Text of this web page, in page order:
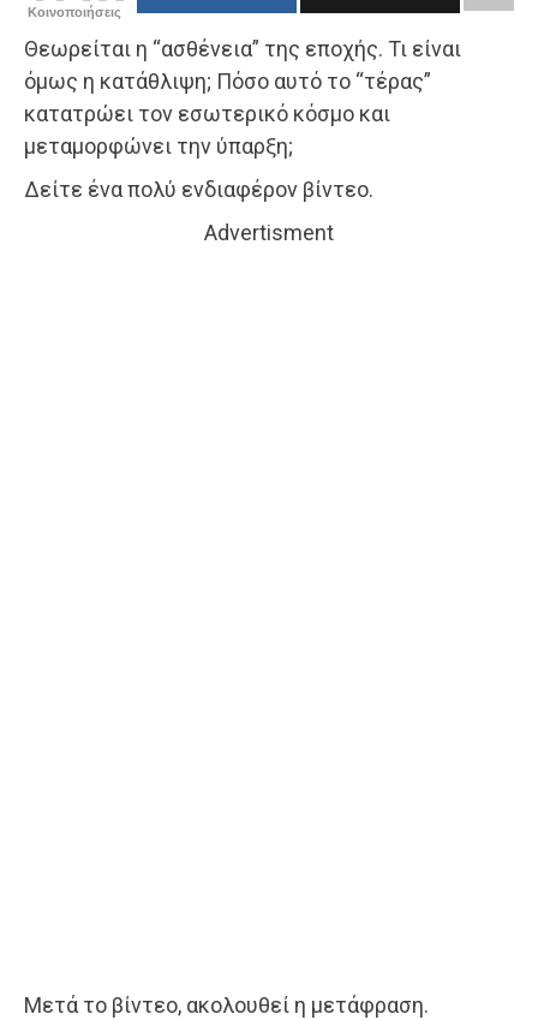
Κοινοποιήσεις
Θεωρείται η “ασθένεια” της εποχής. Τι είναι
όμως η κατάθλιψη; Πόσο αυτό το “τέρας”
κατατρώει τον εσωτερικό κόσμο και
μεταμορφώνει την ύπαρξη;
Δείτε ένα πολύ ενδιαφέρον βίντεο.
Advertisment
Μετά το βίντεο, ακολουθεί η μετάφραση.